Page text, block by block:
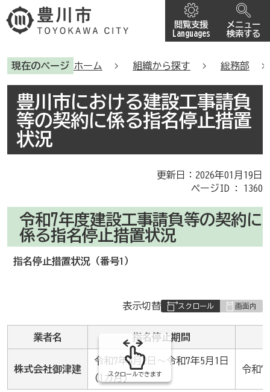
閲覧支援
Languages
メニュー
検索する
現在のページ ホーム 組織から探す 総務部
豊川市における建設工事請負
等の契約に係る指名停止措置
状況
更新日：2026年01月19日
ページID : 1360
令和7年度建設工事請負等の契約に
係る指名停止措置状況
指名停止措置状況（番号1）
表
の
表示切替
業者名 指名停止期間
株式会社御津建
令和7年4月2日～令和7年5月1日
(1カ月)
令和7
スクロールできます